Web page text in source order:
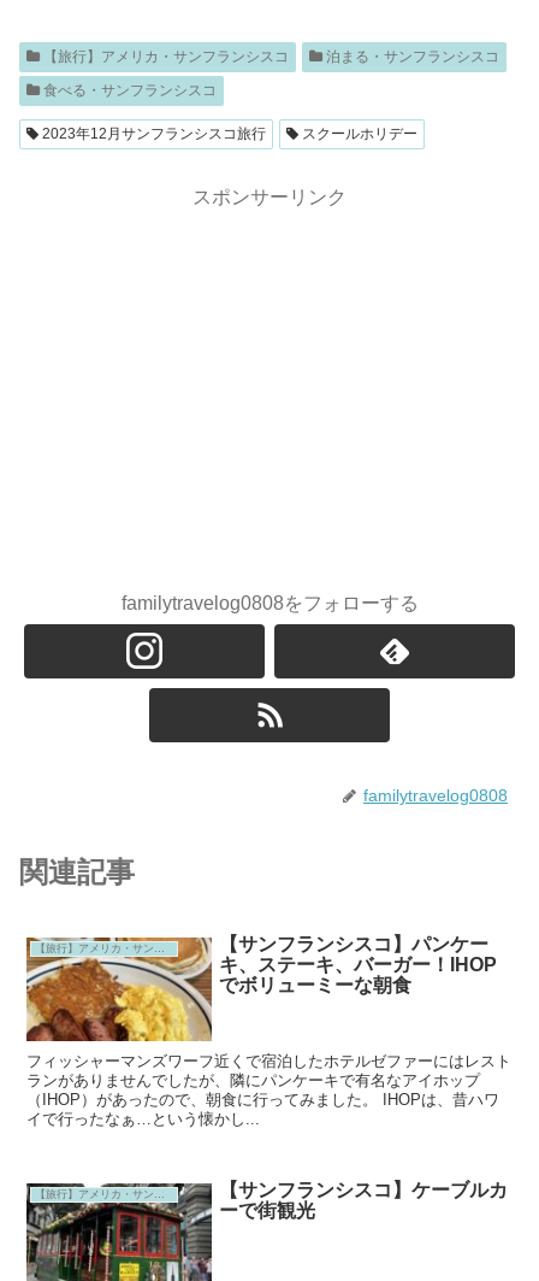
【旅行】アメリカ・サンフランシスコ
泊まる・サンフランシスコ
食べる・サンフランシスコ
2023年12月サンフランシスコ旅行 スクールホリデー
スポンサーリンク
familytravelog0808をフォローする
familytravelog0808
関連記事
【サンフランシスコ】パンケー
キ、ステーキ、バーガー！IHOP
でボリューミーな朝食
フィッシャーマンズワーフ近くで宿泊したホテルゼファーにはレスト
ランがありませんでしたが、隣にパンケーキで有名なアイホップ
（IHOP）があったので、朝食に行ってみました。 IHOPは、昔ハワ
イで行ったなぁ…という懐かし...
【旅行】アメリカ・サンフランシスコ
【サンフランシスコ】ケーブルカ
ーで街観光